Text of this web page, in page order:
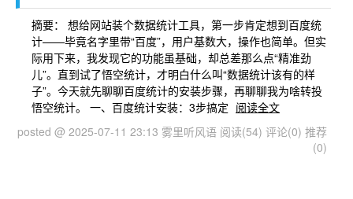
摘要： 想给网站装个数据统计工具，第一步肯定想到百度统
计——毕竟名字里带“百度”，用户基数大，操作也简单。但实
际用下来，我发现它的功能虽基础，却总差那么点“精准劲
儿”。直到试了悟空统计，才明白什么叫“数据统计该有的样
子”。今天就先聊聊百度统计的安装步骤，再聊聊我为啥转投
悟空统计。 一、百度统计安装：3步搞定 阅读全文
posted @ 2025-07-11 23:13 雾里听风语 阅读(54) 评论(0) 推荐
(0)